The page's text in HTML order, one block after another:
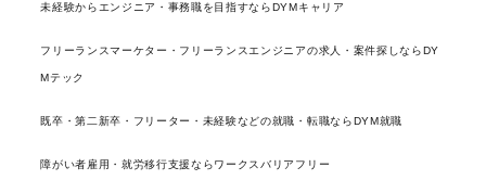
未経験からエンジニア・事務職を目指すならDYMキャリア
フリーランスマーケター・フリーランスエンジニアの求人・案件探しならDY
Mテック
既卒・第二新卒・フリーター・未経験などの就職・転職ならDYM就職
障がい者雇用・就労移行支援ならワークスバリアフリー